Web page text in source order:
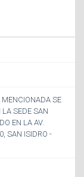
SE
LA SEDE SAN
EN LA AV.
SAN ISIDRO -